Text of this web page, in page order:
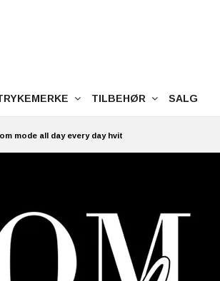
mode all day every day hvit
TILBEHØR SALG